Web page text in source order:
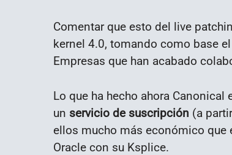
Comentar que esto del live
kernel 4.0, tomando como base
Empresas que han acabado
Lo que ha hecho ahora Canonical
un servicio de suscripción (a
ellos mucho más económico que
Oracle con su Ksplice.